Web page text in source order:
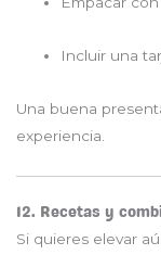
Incluir una
Una buena
experiencia.
12. Recetas y
Si quieres elevar